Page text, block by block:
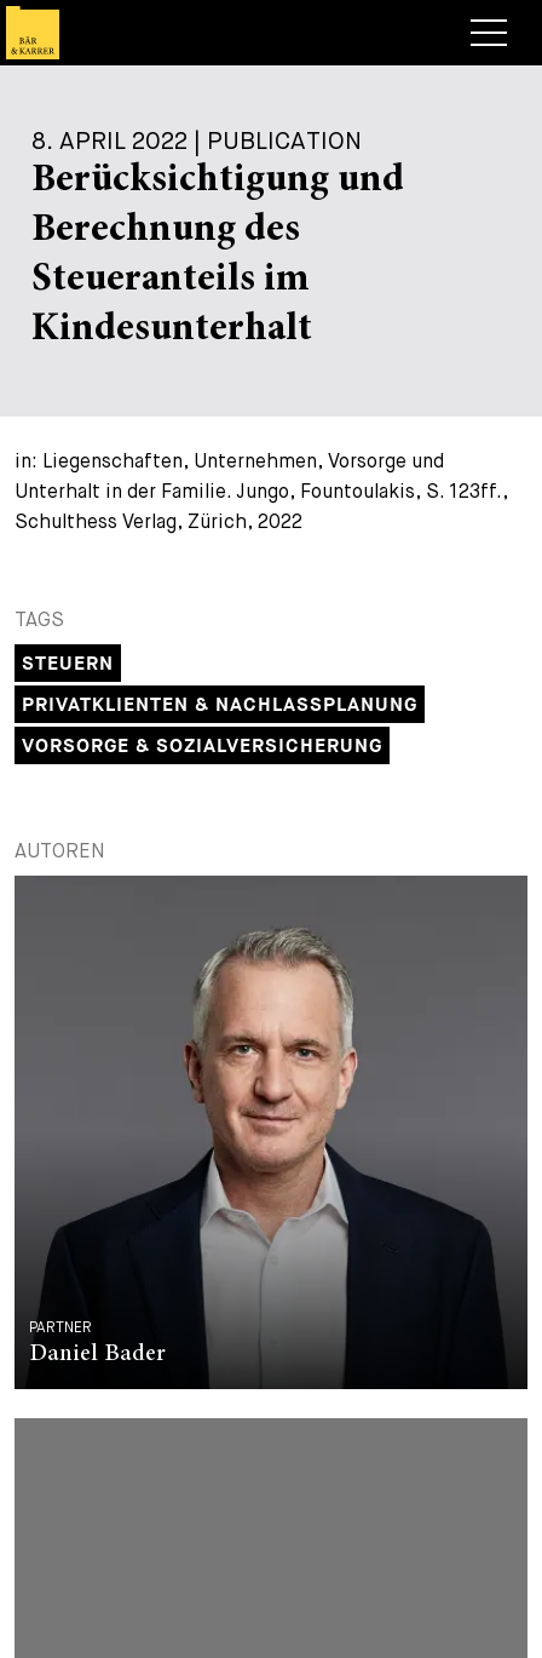
Expertise
Deals & Cases
Corporate News
Publikationen
Briefing
Guide
Über Bär & Karrer
Übersicht
Kurzpraktikanten
Administration
Assistenzen
+
Stellen
Offene Stellen
+
Fragen und Antworten
Spontanbewerbung
Ihre Karriere bei uns
Suche
8. APRIL 2022 | PUBLICATION
Berücksichtigung und
Berechnung des
Steueranteils im
Kindesunterhalt
in: Liegenschaften, Unternehmen, Vorsorge und
Unterhalt in der Familie. Jungo, Fountoulakis, S. 123ff.,
Schulthess Verlag, Zürich, 2022
TAGS
STEUERN
PRIVATKLIENTEN & NACHLASSPLANUNG
VORSORGE & SOZIALVERSICHERUNG
AUTOREN
PARTNER
Daniel Bader